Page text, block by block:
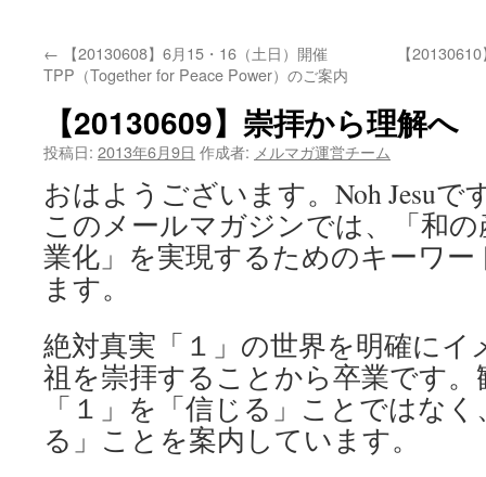
← 【20130608】6月15・16（土日）開催
TPP（Together for Peace Power）のご案内
【
【20130609】崇拝から理解へ
投稿日: 2013年6月9日 作成者: メルマガ運営チーム
おはようございます。Noh Jesuで
このメールマガジンでは、「和
業化」を実現するためのキーワ
ます。
絶対真実「１」の世界を明確にイ
祖を崇拝することから卒業です
「１」を「信じる」ことではな
る」ことを案内しています。